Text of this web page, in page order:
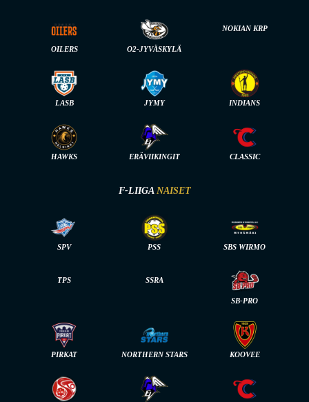
OILERS O2-JYVÄSKYLÄ
NOKIAN KRP
LASB JYMY INDIANS
HAWKS ERÄVIIKINGIT CLASSIC
F-LIIGA NAISET
SPV PSS SBS WIRMO
TPS SSRA
SB-PRO
PIRKAT NORTHERN STARS KOOVEE